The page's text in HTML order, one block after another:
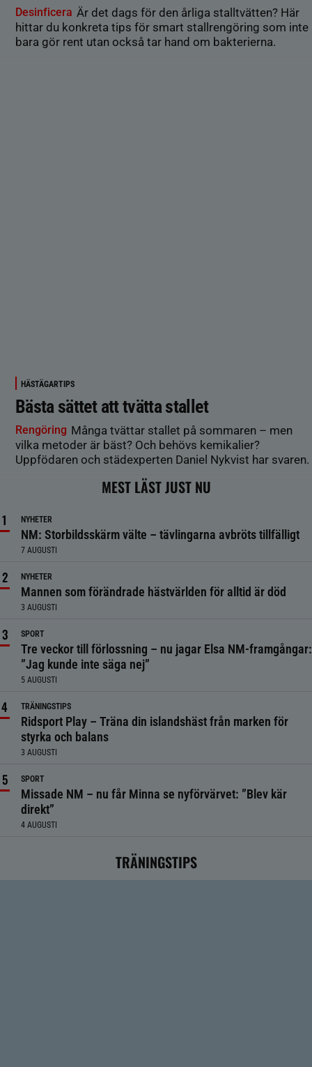
Desinficera Är det dags för den årliga stalltvätten? Här
hittar du konkreta tips för smart stallrengöring som inte
bara gör rent utan också tar hand om bakterierna.
HÄSTÄGARTIPS
Bästa sättet att tvätta stallet
Rengöring Många tvättar stallet på sommaren – men
vilka metoder är bäst? Och behövs kemikalier?
Uppfödaren och städexperten Daniel Nykvist har svaren.
MEST LÄST JUST NU
NYHETER
NM: Storbildsskärm välte – tävlingarna avbröts tillfälligt
7 AUGUSTI
NYHETER
Mannen som förändrade hästvärlden för alltid är död
3 AUGUSTI
SPORT
Tre veckor till förlossning – nu jagar Elsa NM-framgångar:
”Jag kunde inte säga nej”
5 AUGUSTI
TRÄNINGSTIPS
Ridsport Play – Träna din islandshäst från marken för
styrka och balans
3 AUGUSTI
SPORT
Missade NM – nu får Minna se nyförvärvet: ”Blev kär
direkt”
4 AUGUSTI
TRÄNINGSTIPS